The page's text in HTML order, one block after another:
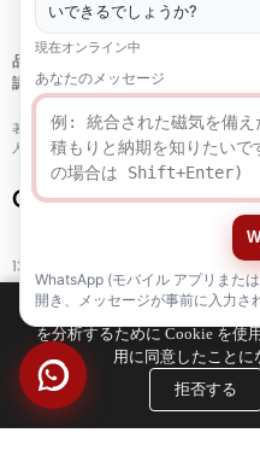
品質
認証
著作権 © 2021-2026 voohuele.com 全著作
人気の製品- サイトマップ-スペシャル
Connect with Us
13階、ビルG、開平ビジネスセンタ
区、蘇州市、江蘇省、中国
TEL +86 133 5804 1040
TEL
+86 180 2130 1136 / +86 133
E-MAIL
お客様のブラウジング エクス
を分析するために Cookie を使
用に同意したことに
拒否する
いできるでしょうか?
現在オンライン中
あなたのメッセージ
WhatsApp (モバイル アプリまた
開き、メッセージが事前に入力さ